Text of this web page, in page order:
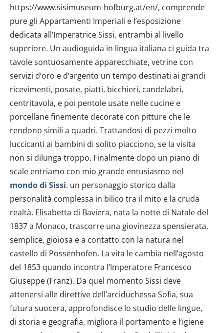
https://www.sisimuseum-hofburg.at/en/, comprende
pure gli Appartamenti Imperiali e l’esposizione
dedicata all’Imperatrice Sissi, entrambi al livello
superiore. Un audioguida in lingua italiana ci guida tra
tavole sontuosamente apparecchiate, vetrine con
servizi d’oro e d’argento un tempo destinati ai grandi
ricevimenti, posate, piatti, bicchieri, candelabri,
centritavola, e poi pentole usate nelle cucine e
porcellane finemente decorate con pitture che le
rendono simili a quadri. Trattandosi di pezzi molto
luccicanti ai bambini di solito piacciono, se la visita
non si dilunga troppo. Finalmente dopo un piano di
scale entriamo con mio grande entusiasmo nel
mondo di Sissi. un personaggio storico dalla
personalità complessa in bilico tra il mito e la cruda
realtà. Elisabetta di Baviera, nata la notte di Natale del
1837 a Monaco, trascorre una giovinezza spensierata,
semplice, gioiosa e a contatto con la natura nel
castello di Possenhofen. La vita le cambia nell’agosto
del 1853 quando incontra l’Imperatore Francesco
Giuseppe (Franz). Da quel momento Sissi deve
attenersi alle direttive dell’arciduchessa Sofia, sua
futura suocera, approfondisce lo studio delle lingue,
di storia e geografia, migliora il portamento e l’igiene